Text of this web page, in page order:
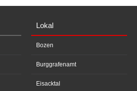
Lokal
Bozen
Burggrafenamt
Eisacktal